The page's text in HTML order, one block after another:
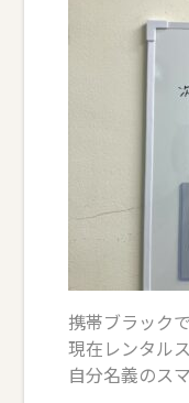
携帯ブラック
現在レンタル
自分名義のス